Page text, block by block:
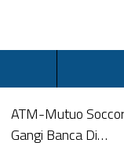
ATM-Mutuo
Gangi Banca Di